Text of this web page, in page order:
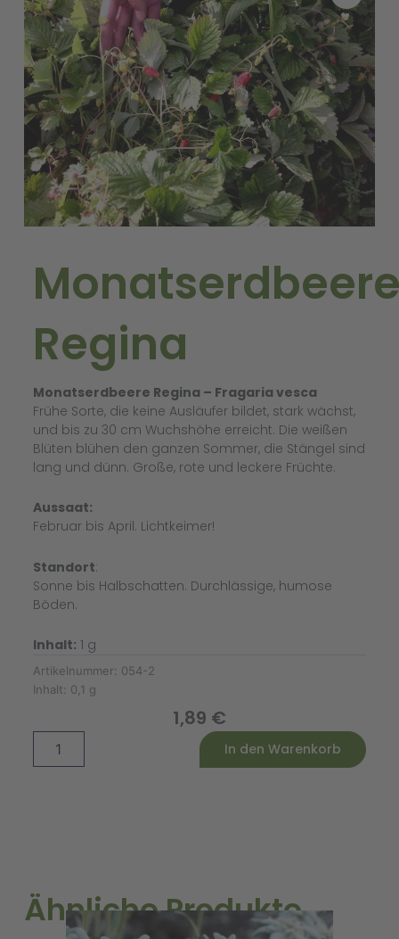
Regina
Monatserdbeere Regina – Fragaria vesca
Frühe Sorte, die keine Ausläufer bildet, stark wächst,
und bis zu 30 cm Wuchshöhe erreicht. Die weißen
Blüten blühen den ganzen Sommer, die Stängel sind
lang und dünn. Große, rote und leckere Früchte.
Aussaat:
Februar bis April. Lichtkeimer!
Standort:
Sonne bis Halbschatten. Durchlässige, humose
Böden.
Inhalt: 1 g
Artikelnummer: 054-2
Inhalt: 0,1 g
1,89 €
Regina
In den Warenkorb
Alternative:
Ähnliche Produkte